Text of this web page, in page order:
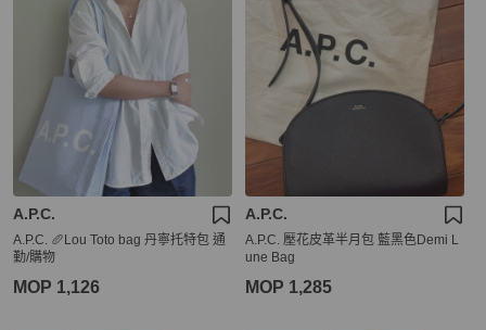
A.P.C.
A.P.C. 🥖Lou Toto bag 丹寧托特包 通
勤/購物
MOP 1,126
A.P.C.
A.P.C. 壓花皮革半月包 藍黑色Demi L
une Bag
MOP 1,285